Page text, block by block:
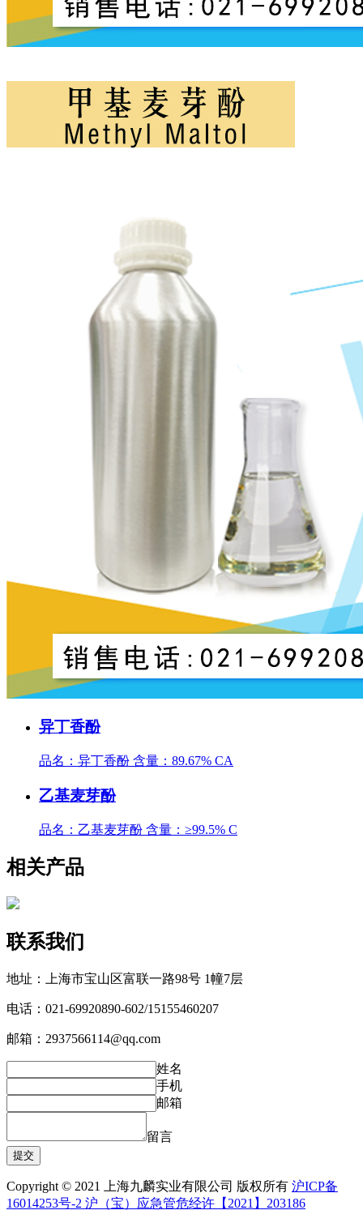
异丁香酚
品名：异丁香酚 含量：89.67% CA
乙基麦芽酚
品名：乙基麦芽酚 含量：≥99.5% C
相关产品
联系我们
地址：上海市宝山区富联一路98号 1幢7层
电话：021-69920890-602/15155460207
邮箱：2937566114@qq.com
姓名
手机
邮箱
留言
Copyright © 2021 上海九麟实业有限公司 版权所有 沪ICP备
16014253号-2 沪（宝）应急管危经许【2021】203186